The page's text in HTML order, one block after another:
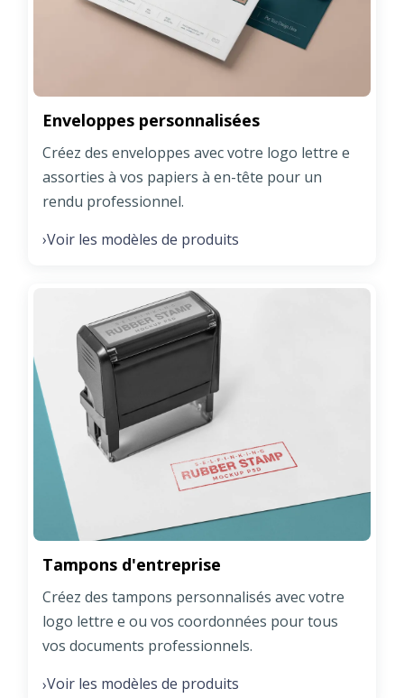
Enveloppes personnalisées
Créez des enveloppes avec votre logo lettre e
assorties à vos papiers à en-tête pour un
rendu professionnel.
›Voir les modèles de produits
Tampons d'entreprise
Créez des tampons personnalisés avec votre
logo lettre e ou vos coordonnées pour tous
vos documents professionnels.
›Voir les modèles de produits